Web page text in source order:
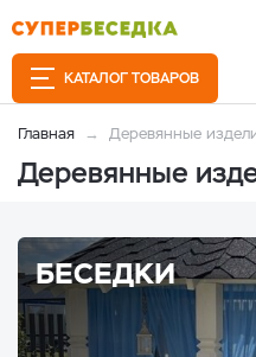
КАТАЛОГ ТОВАРОВ
Главная Деревянные
Деревянные
БЕСЕДКИ